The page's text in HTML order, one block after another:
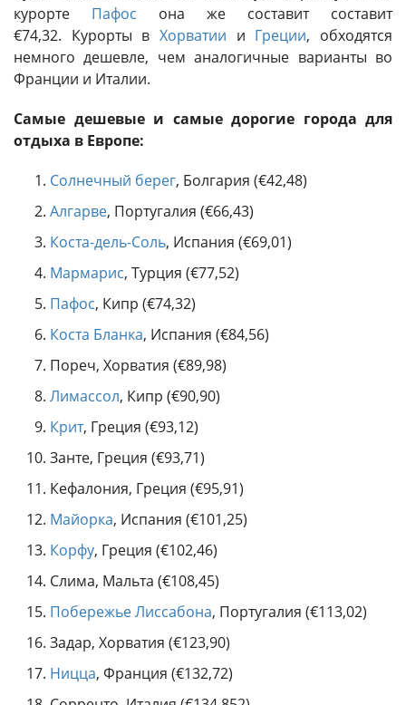
курорте Пафос она же составит составит
€74,32. Курорты в Хорватии и Греции, обходятся
немного дешевле, чем аналогичные варианты во
Франции и Италии.
Самые дешевые и самые дорогие города для
отдыха в Европе:
Солнечный берег, Болгария (€42,48)
Алгарве, Португалия (€66,43)
Коста-дель-Соль, Испания (€69,01)
Мармарис, Турция (€77,52)
Пафос, Кипр (€74,32)
Коста Бланка, Испания (€84,56)
Пореч, Хорватия (€89,98)
Лимассол, Кипр (€90,90)
Крит, Греция (€93,12)
Занте, Греция (€93,71)
Кефалония, Греция (€95,91)
Майорка, Испания (€101,25)
Корфу, Греция (€102,46)
Слима, Мальта (€108,45)
Побережье Лиссабона, Португалия (€113,02)
Задар, Хорватия (€123,90)
Ницца, Франция (€132,72)